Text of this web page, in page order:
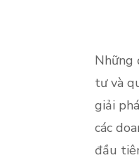
Những
tư và
giải
các
đầu